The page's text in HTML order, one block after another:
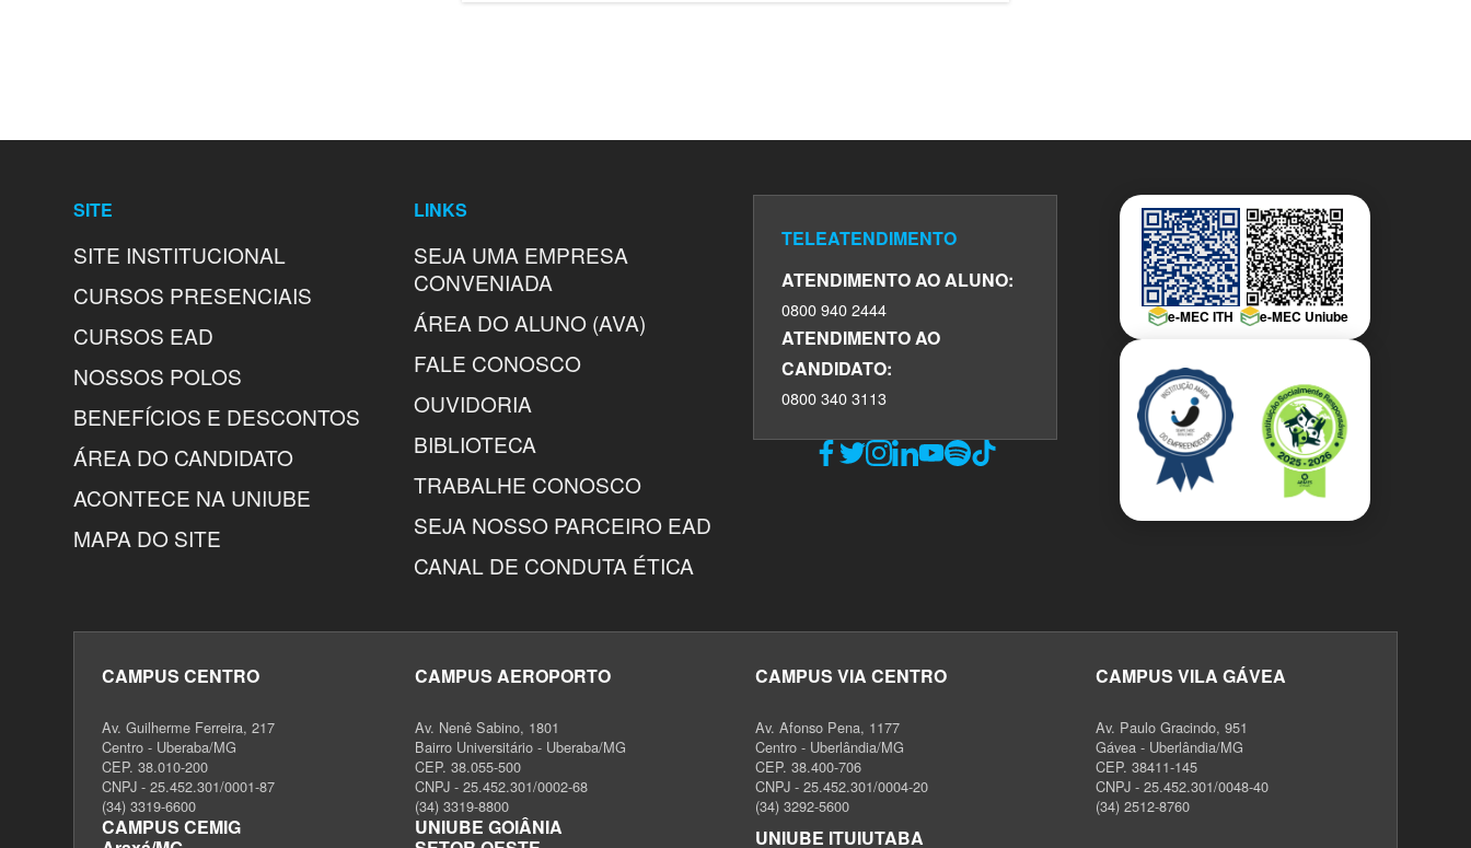
SITE
SITE INSTITUCIONAL
CURSOS PRESENCIAIS
CURSOS EAD
NOSSOS POLOS
BENEFÍCIOS E DESCONTOS
ÁREA DO CANDIDATO
ACONTECE NA UNIUBE
MAPA DO SITE
LINKS
SEJA UMA EMPRESA
CONVENIADA
ÁREA DO ALUNO (AVA)
FALE CONOSCO
OUVIDORIA
BIBLIOTECA
TRABALHE CONOSCO
SEJA NOSSO PARCEIRO EAD
CANAL DE CONDUTA ÉTICA
TELEATENDIMENTO
ATENDIMENTO AO ALUNO:
0800 940 2444
ATENDIMENTO AO
CANDIDATO:
0800 340 3113
e-MEC ITH e-MEC Uniube
CAMPUS CENTRO
Av. Guilherme Ferreira, 217
Centro - Uberaba/MG
CEP. 38.010-200
CNPJ - 25.452.301/0001-87
(34) 3319-6600
CAMPUS CEMIG
CAMPUS AEROPORTO
Av. Nenê Sabino, 1801
Bairro Universitário - Uberaba/MG
CEP. 38.055-500
CNPJ - 25.452.301/0002-68
(34) 3319-8800
UNIUBE GOIÂNIA
CAMPUS VIA CENTRO
Av. Afonso Pena, 1177
Centro - Uberlândia/MG
CEP. 38.400-706
CNPJ - 25.452.301/0004-20
(34) 3292-5600
UNIUBE ITUIUTABA
CAMPUS VILA GÁVEA
Av. Paulo Gracindo, 951
Gávea - Uberlândia/MG
CEP. 38411-145
CNPJ - 25.452.301/0048-40
(34) 2512-8760